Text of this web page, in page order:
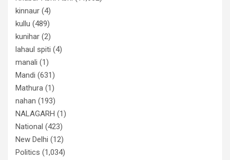
kinnaur (4)
kullu (489)
kunihar (2)
lahaul spiti (4)
manali (1)
Mandi (631)
Mathura (1)
nahan (193)
NALAGARH (1)
National (423)
New Delhi (12)
Politics (1,034)